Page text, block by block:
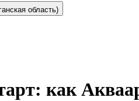
область)
как